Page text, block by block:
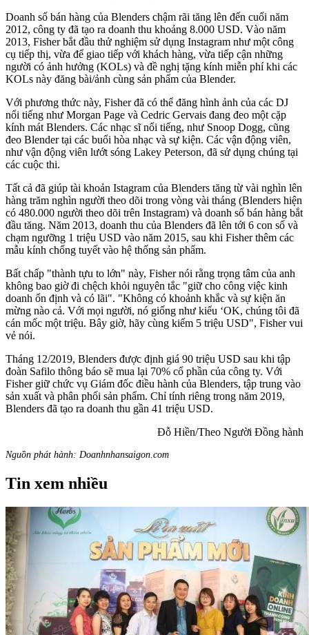
Doanh số bán hàng của Blenders chậm rãi tăng lên đến cuối năm
2012, công ty đã tạo ra doanh thu khoảng 8.000 USD. Vào năm
2013, Fisher bắt đầu thử nghiệm sử dụng Instagram như một công
cụ tiếp thị, vừa để giao tiếp với khách hàng, vừa tiếp cận những
người có ảnh hưởng (KOLs) và đề nghị tặng kính miễn phí khi các
KOLs này đăng bài/ảnh cùng sản phẩm của Blender.
Với phương thức này, Fisher đã có thể đăng hình ảnh của các DJ
nổi tiếng như Morgan Page và Cedric Gervais đang đeo một cặp
kính mát Blenders. Các nhạc sĩ nổi tiếng, như Snoop Dogg, cũng
đeo Blender tại các buổi hòa nhạc và sự kiện. Các vận động viên,
như vận động viên lướt sóng Lakey Peterson, đã sử dụng chúng tại
các cuộc thi.
Tất cả đã giúp tài khoản Istagram của Blenders tăng từ vài nghìn lên
hàng trăm nghìn người theo dõi trong vòng vài tháng (Blenders hiện
có 480.000 người theo dõi trên Instagram) và doanh số bán hàng bắt
đầu tăng. Năm 2013, doanh thu của Blenders đã lên tới 6 con số và
chạm ngưỡng 1 triệu USD vào năm 2015, sau khi Fisher thêm các
mẫu kính chống tuyết vào hệ thống sản phẩm.
Bất chấp "thành tựu to lớn" này, Fisher nói rằng trọng tâm của anh
không bao giờ đi chệch khỏi nguyên tắc "giữ cho công việc kinh
doanh ổn định và có lãi". "Không có khoảnh khắc và sự kiện ăn
mừng nào cả. Với mọi người, nó giống như kiểu ‘OK, chúng tôi đã
cán mốc một triệu. Bây giờ, hãy cùng kiếm 5 triệu USD", Fisher vui
vẻ nói.
Tháng 12/2019, Blenders được định giá 90 triệu USD sau khi tập
đoàn Safilo thông báo sẽ mua lại 70% cổ phần của công ty. Với
Fisher giữ chức vụ Giám đốc điều hành của Blenders, tập trung vào
sản xuất và phân phối sản phẩm. Chỉ tính riêng trong năm 2019,
Blenders đã tạo ra doanh thu gần 41 triệu USD.
Đỗ Hiền/Theo Người Đồng hành
Nguồn phát hành: Doanhnhansaigon.com
Tin xem nhiều